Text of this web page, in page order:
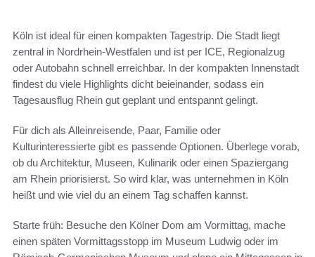
Köln ist ideal für einen kompakten Tagestrip. Die Stadt liegt
zentral in Nordrhein‑Westfalen und ist per ICE, Regionalzug
oder Autobahn schnell erreichbar. In der kompakten Innenstadt
findest du viele Highlights dicht beieinander, sodass ein
Tagesausflug Rhein gut geplant und entspannt gelingt.
Für dich als Alleinreisende, Paar, Familie oder
Kulturinteressierte gibt es passende Optionen. Überlege vorab,
ob du Architektur, Museen, Kulinarik oder einen Spaziergang
am Rhein priorisierst. So wird klar, was unternehmen in Köln
heißt und wie viel du an einem Tag schaffen kannst.
Starte früh: Besuche den Kölner Dom am Vormittag, mache
einen späten Vormittagsstopp im Museum Ludwig oder im